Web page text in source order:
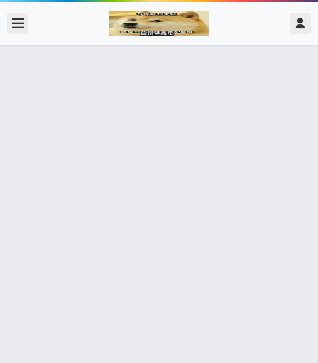
admin @ 梗圖大全 MEME NOW 2020/2/15